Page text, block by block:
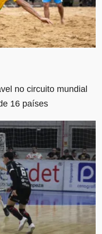
no circuito mundial
16 países